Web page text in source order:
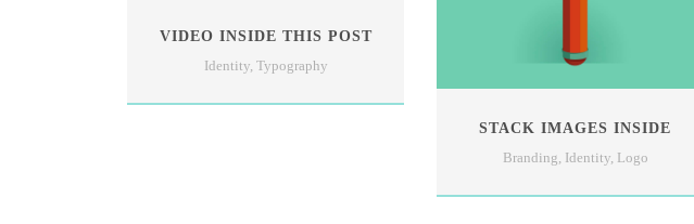
VIDEO INSIDE THIS POST
Identity, Typography
STACK IMAGES INSIDE
Branding, Identity, Logo